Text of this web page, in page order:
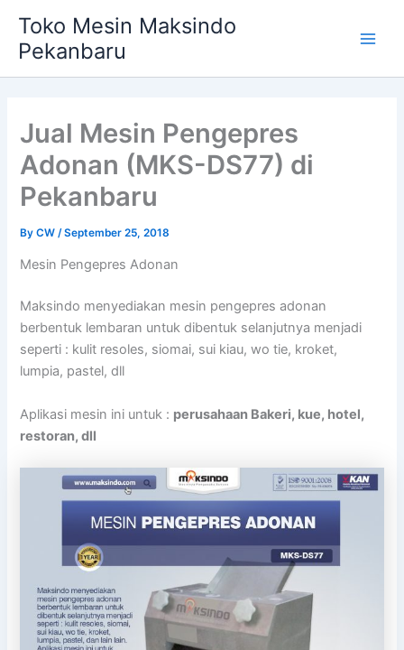
content
Toko Mesin Maksindo
Pekanbaru
Jual Mesin Pengepres
Adonan (MKS-DS77) di
Pekanbaru
ByCW/September 25, 2018
Mesin Pengepres Adonan
Maksindo menyediakan mesin pengepres adonan
berbentuk lembaran untuk dibentuk selanjutnya menjadi
seperti : kulit resoles, siomai, sui kiau, wo tie, kroket,
lumpia, pastel, dll
Aplikasi mesin ini untuk : perusahaan Bakeri, kue, hotel,
restoran, dll